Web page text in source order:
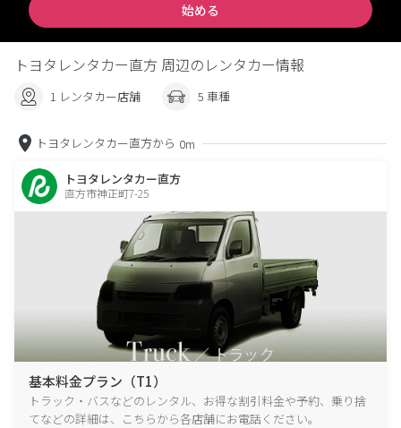
始める
トヨタレンタカー直方 周辺のレンタカー情報
1 レンタカー店舗 5 車種
トヨタレンタカー直方から 0m
トヨタレンタカー直方
直方市神正町7-25
基本料金プラン（T1）
トラック・バスなどのレンタル、お得な割引料金や予約、乗り捨
てなどの詳細は、こちらから各店舗にお電話ください。